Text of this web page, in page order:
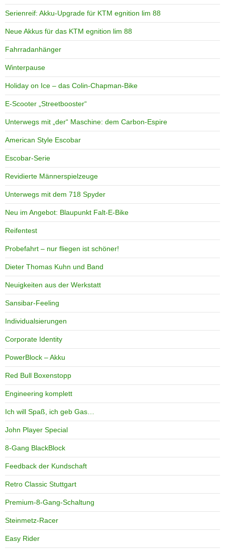
Serienreif: Akku-Upgrade für KTM egnition lim 88
Neue Akkus für das KTM egnition lim 88
Fahrradanhänger
Winterpause
Holiday on Ice – das Colin-Chapman-Bike
E-Scooter „Streetbooster“
Unterwegs mit „der“ Maschine: dem Carbon-Espire
American Style Escobar
Escobar-Serie
Revidierte Männerspielzeuge
Unterwegs mit dem 718 Spyder
Neu im Angebot: Blaupunkt Falt-E-Bike
Reifentest
Probefahrt – nur fliegen ist schöner!
Dieter Thomas Kuhn und Band
Neuigkeiten aus der Werkstatt
Sansibar-Feeling
Individualsierungen
Corporate Identity
PowerBlock – Akku
Red Bull Boxenstopp
Engineering komplett
Ich will Spaß, ich geb Gas…
John Player Special
8-Gang BlackBlock
Feedback der Kundschaft
Retro Classic Stuttgart
Premium-8-Gang-Schaltung
Steinmetz-Racer
Easy Rider